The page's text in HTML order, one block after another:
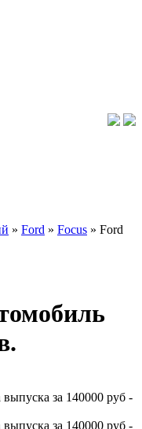
» Ford » Focus » Ford